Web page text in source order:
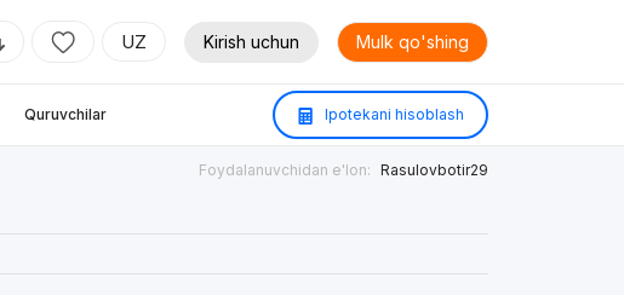
UZ Kirish uchun Mulk qo'shing
Quruvchilar Ipotekani hisoblash
Foydalanuvchidan e'lon: Rasulovbotir29